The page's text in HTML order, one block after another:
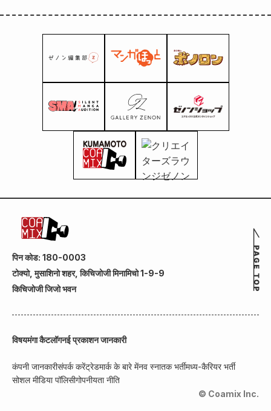
पिन कोड: 180-0003
टोक्यो, मुसाशिनो शहर, किचिजोजी मिनामिचो 1-9-9
किचिजोजी जिजो भवन
विषयमंगा कैटलॉगनई प्रकाशन जानकारी
कंपनी जानकारीसंपर्क करेंट्रेडमार्क के बारे मेंनव स्नातक भर्तीमध्य-कैरियर भर्ती
सोशल मीडिया पॉलिसीगोपनीयता नीति
© Coamix Inc.